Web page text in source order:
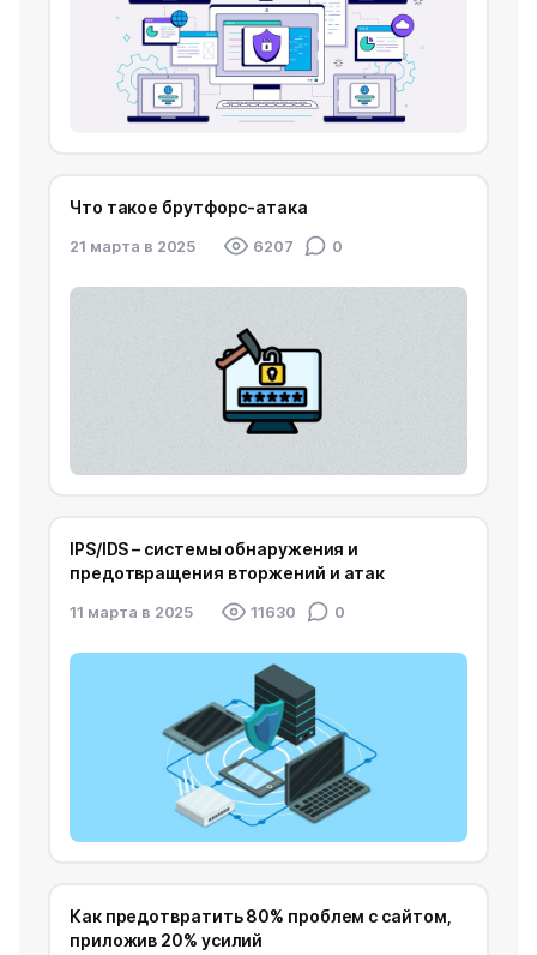
Что такое брутфорс-атака
21 марта в 2025 6207 0
IPS/IDS – системы обнаружения и
предотвращения вторжений и атак
11 марта в 2025 11630 0
Как предотвратить 80% проблем с сайтом,
приложив 20% усилий